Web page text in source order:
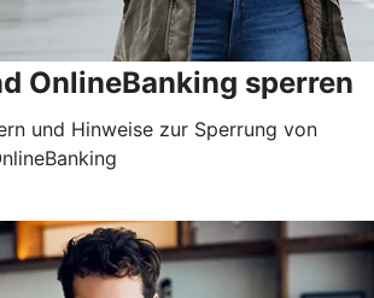
OnlineBanking sperren
und Hinweise zur Sperrung von